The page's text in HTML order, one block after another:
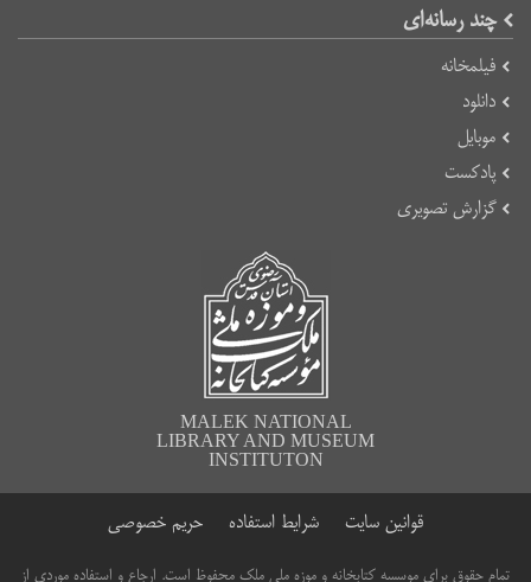
چند رسانه‌ای
فیلمخانه
دانلود
موبایل
پادکست
گزارش تصویری
MALEK NATIONAL
LIBRARY AND MUSEUM
INSTITUTON
قوانین سایت شرایط استفاده حریم خصوصی
تمام حقوق برای موسسه کتابخانه و موزه ملی ملک محفوظ است. ارجاع و استفاده موردی از